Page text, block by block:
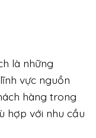
là những
vực nguồn
hàng trong
hợp với nhu cầu